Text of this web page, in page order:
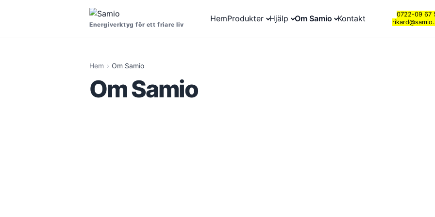
Energiverktyg för ett friare liv
HemProdukter Hjälp Om Samio Kontakt
0722-09 67
Hem Om Samio
Om Samio